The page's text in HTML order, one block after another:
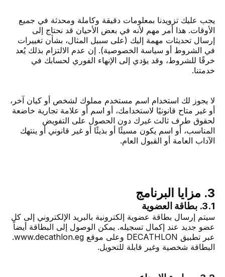
يجب عليك تزويدنا بمعلومات دقيقة وكاملة ومحدثة في جميع
الأوقات. هذا أمر مهم لأنه في بعض الأحيان قد نحتاج إلى
إرسال تحديثات مهمة إليك (على سبيل المثال، بشأن تغييرات
في الشروط أو سياسة الخصوصية). إن عدم الالتزام بذلك يُعد
خرقًا للشروط، وقد يؤدي إلى الإنهاء الفوري لحسابك في
خدمتنا.
لا يجوز لك استخدام اسم مستخدم مملوك لشخص أو كيان آخر،
أو غير متاح قانونيًا لاستخدامك، أو اسم أو علامة تجارية خاضعة
لحقوق طرف ثالث غيرك دون الحصول على التفويض
المناسب، أو اسم يكون مسيئًا أو بذيئًا أو غير قانوني أو ينتهك
الآداب العامة أو القبول العام.
3. مزايا البرنامج
3.1. بطاقة العضوية
سيتم إرسال بطاقة عضوية إلكترونية بالبريد الإلكتروني إلى كل
عضو جديد عند إكمال تسجيله. يمكن الوصول إلى البطاقة أيضاً
عبر تطبيق DECATHLON وعلى موقع www.decathlon.eg.
البطاقة شخصية وغير قابلة للتحويل.